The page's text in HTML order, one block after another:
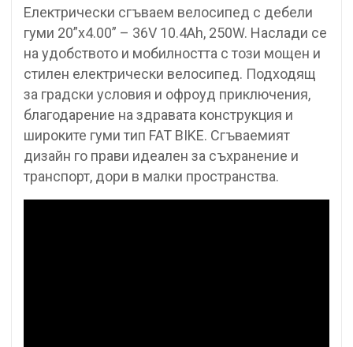
Електрически сгъваем велосипед с дебели
гуми 20”x4.00” – 36V 10.4Ah, 250W. Наслади се
на удобството и мобилността с този мощен и
стилен електрически велосипед. Подходящ
за градски условия и офроуд приключения,
благодарение на здравата конструкция и
широките гуми тип FAT BIKE. Сгъваемият
дизайн го прави идеален за съхранение и
транспорт, дори в малки пространства.